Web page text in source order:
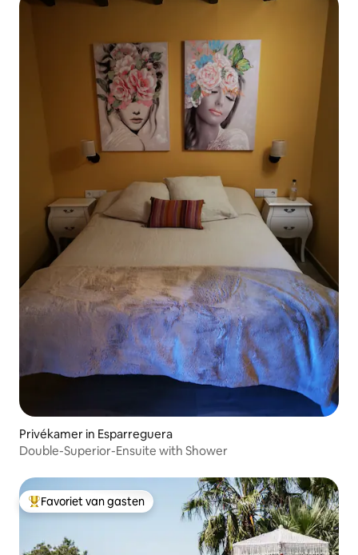
Privékamer in Esparreguera
Double-Superior-Ensuite with Shower
Topfavoriet van gasten
Favoriet van gasten